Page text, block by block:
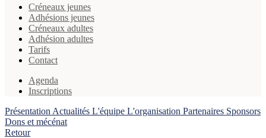
Créneaux jeunes
Adhésions jeunes
Créneaux adultes
Adhésion adultes
Tarifs
Contact
Agenda
Inscriptions
Présentation Actualités L'équipe L'organisation Partenaires Sponsors
Dons et mécénat
Retour